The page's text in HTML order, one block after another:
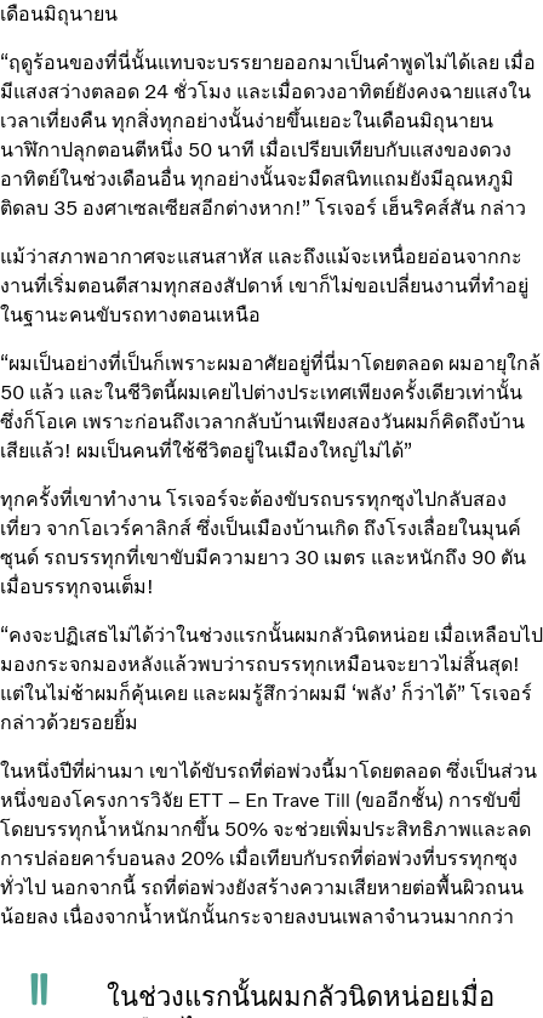
เดือนมิถุนายน
“ฤดูร้อนของที่นี่นั้นแทบจะบรรยายออกมาเป็นคำพูดไม่ได้เลย เมื่อ
มีแสงสว่างตลอด 24 ชั่วโมง และเมื่อดวงอาทิตย์ยังคงฉายแสงใน
เวลาเที่ยงคืน ทุกสิ่งทุกอย่างนั้นง่ายขึ้นเยอะในเดือนมิถุนายน
นาฬิกาปลุกตอนตีหนึ่ง 50 นาที เมื่อเปรียบเทียบกับแสงของดวง
อาทิตย์ในช่วงเดือนอื่น ทุกอย่างนั้นจะมืดสนิทแถมยังมีอุณหภูมิ
ติดลบ 35 องศาเซลเซียสอีกต่างหาก!” โรเจอร์ เฮ็นริคส์สัน กล่าว
แม้ว่าสภาพอากาศจะแสนสาหัส และถึงแม้จะเหนื่อยอ่อนจากกะ
งานที่เริ่มตอนตีสามทุกสองสัปดาห์ เขาก็ไม่ขอเปลี่ยนงานที่ทำอยู่
ในฐานะคนขับรถทางตอนเหนือ
“ผมเป็นอย่างที่เป็นก็เพราะผมอาศัยอยู่ที่นี่มาโดยตลอด ผมอายุใกล้
50 แล้ว และในชีวิตนี้ผมเคยไปต่างประเทศเพียงครั้งเดียวเท่านั้น
ซึ่งก็โอเค เพราะก่อนถึงเวลากลับบ้านเพียงสองวันผมก็คิดถึงบ้าน
เสียแล้ว! ผมเป็นคนที่ใช้ชีวิตอยู่ในเมืองใหญ่ไม่ได้”
ทุกครั้งที่เขาทำงาน โรเจอร์จะต้องขับรถบรรทุกซุงไปกลับสอง
เที่ยว จากโอเวร์คาลิกส์ ซึ่งเป็นเมืองบ้านเกิด ถึงโรงเลื่อยในมุนค์
ซุนด์ รถบรรทุกที่เขาขับมีความยาว 30 เมตร และหนักถึง 90 ตัน
เมื่อบรรทุกจนเต็ม!
“คงจะปฏิเสธไม่ได้ว่าในช่วงแรกนั้นผมกลัวนิดหน่อย เมื่อเหลือบไป
มองกระจกมองหลังแล้วพบว่ารถบรรทุกเหมือนจะยาวไม่สิ้นสุด!
แต่ในไม่ช้าผมก็คุ้นเคย และผมรู้สึกว่าผมมี ‘พลัง’ ก็ว่าได้” โรเจอร์
กล่าวด้วยรอยยิ้ม
ในหนึ่งปีที่ผ่านมา เขาได้ขับรถที่ต่อพ่วงนี้มาโดยตลอด ซึ่งเป็นส่วน
หนึ่งของโครงการวิจัย ETT – En Trave Till (ขออีกชั้น) การขับขี่
โดยบรรทุกน้ำหนักมากขึ้น 50% จะช่วยเพิ่มประสิทธิภาพและลด
การปล่อยคาร์บอนลง 20% เมื่อเทียบกับรถที่ต่อพ่วงที่บรรทุกซุง
ทั่วไป นอกจากนี้ รถที่ต่อพ่วงยังสร้างความเสียหายต่อพื้นผิวถนน
น้อยลง เนื่องจากน้ำหนักนั้นกระจายลงบนเพลาจำนวนมากกว่า
ในช่วงแรกนั้นผมกลัวนิดหน่อยเมื่อ